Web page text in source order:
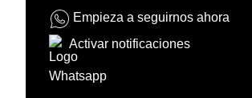
Empieza a seguirnos ahora
Activar notificaciones